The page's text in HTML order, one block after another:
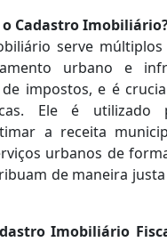
o Cadastro
serve
urbano e
impostos, e é
Ele é
a receita
urbanos de
de maneira
Imobiliário